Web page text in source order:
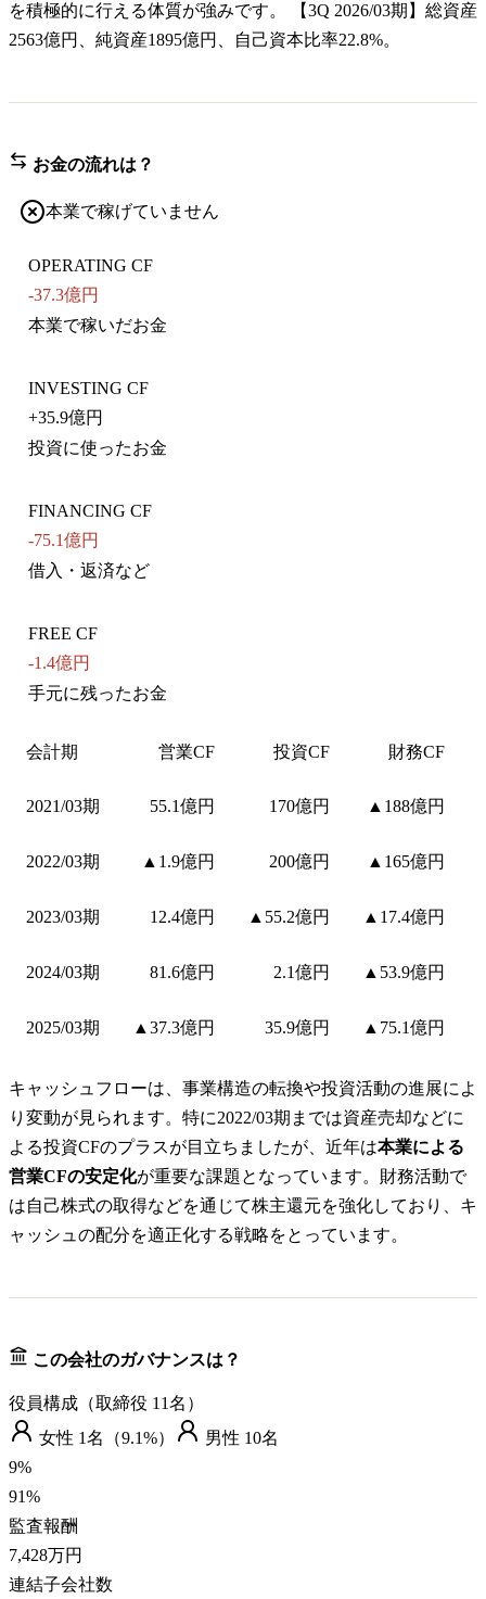
を積極的に行える体質が強みです。 【3Q 2026/03期】総資産
2563億円、純資産1895億円、自己資本比率22.8%。
お金の流れは？
本業で稼げていません
OPERATING CF
-37.3億円
本業で稼いだお金
INVESTING CF
+35.9億円
投資に使ったお金
FINANCING CF
-75.1億円
借入・返済など
FREE CF
-1.4億円
手元に残ったお金
会計期 営業CF 投資CF 財務CF
2021/03期 55.1億円 170億円 ▲188億円
2022/03期 ▲1.9億円 200億円 ▲165億円
2023/03期 12.4億円 ▲55.2億円 ▲17.4億円
2024/03期 81.6億円 2.1億円 ▲53.9億円
2025/03期 ▲37.3億円 35.9億円 ▲75.1億円
キャッシュフローは、事業構造の転換や投資活動の進展によ
り変動が見られます。特に2022/03期までは資産売却などに
よる投資CFのプラスが目立ちましたが、近年は本業による
営業CFの安定化が重要な課題となっています。財務活動で
は自己株式の取得などを通じて株主還元を強化しており、キ
ャッシュの配分を適正化する戦略をとっています。
この会社のガバナンスは？
役員構成（取締役 11名）
女性 1名（9.1%） 男性 10名
9%
91%
監査報酬
7,428万円
連結子会社数